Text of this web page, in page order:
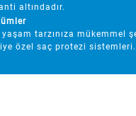
altındadır.
tarzınıza mükemmel
özel saç protezi sistemleri.